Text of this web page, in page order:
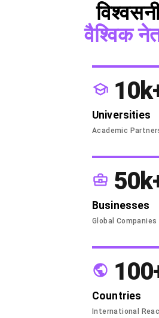
वैश्विक
Universities
Academic
Businesses
Global Companies
Countries
International